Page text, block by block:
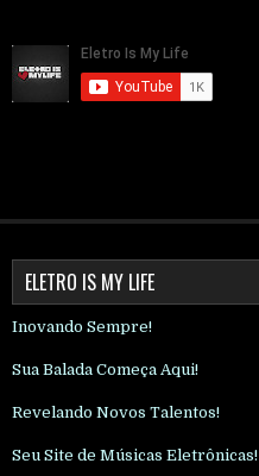
ELETRO IS MY LIFE
Inovando Sempre!
Sua Balada Começa Aqui!
Revelando Novos Talentos!
Seu Site de Músicas Eletrônicas!